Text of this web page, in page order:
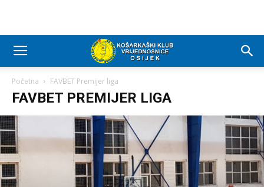
Početna FAVBET Premijer liga
FAVBET PREMIJER LIGA